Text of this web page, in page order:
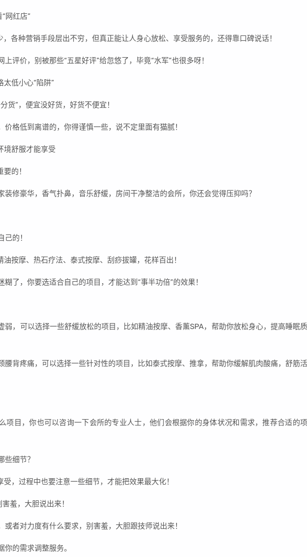
网红店”
，各种营销手段层出不穷，但真正能让人身心放松、享受服务的，还得靠口碑说话！
评价，别被那些“五星好评”给忽悠了，毕竟“水军”也很多呀！
低小心“陷阱”
货”，便宜没好货，好货不便宜！
价格低到离谱的，你得谨慎一些，说不定里面有猫腻！
境舒服才能享受
的！
装修豪华，香气扑鼻，音乐舒缓，房间干净整洁的会所，你还会觉得压抑吗？
的！
按摩、热石疗法、泰式按摩、刮痧拔罐，花样百出！
了，你要选适合自己的项目，才能达到“事半功倍”的效果！
弱，可以选择一些舒缓放松的项目，比如精油按摩、香薰SPA，帮助你放松身心，提高睡眠质
腰背疼痛，可以选择一些针对性的项目，比如泰式按摩、推拿，帮助你缓解肌肉酸痛，舒筋活
项目，你也可以咨询一下会所的专业人士，他们会根据你的身体状况和需求，推荐合适的项
些细节？
，过程中也要注意一些细节，才能把效果最大化！
羞，大胆说出来！
或者对力度有什么要求，别害羞，大胆跟技师说出来！
的需求调整服务。